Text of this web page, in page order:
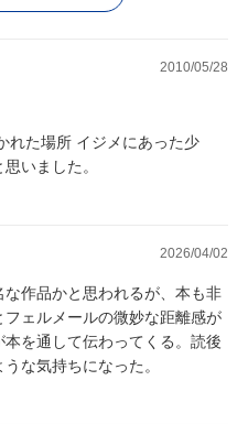
2010/05/28
れた場所 イジメにあった少
いました。
2026/04/02
作品かと思われるが、本も非
ェルメールの微妙な距離感が
を通して伝わってくる。読後
な気持ちになった。